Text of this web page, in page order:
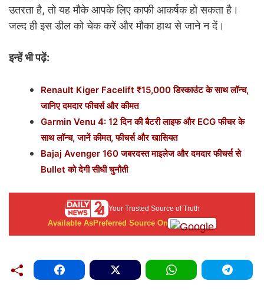
उतरता है, तो यह मौके आपके लिए काफी आकर्षक हो सकता है।
जल्द ही इस डील को चेक करें और मौका हाथ से जाने न दें।
इन्हें भी पढ़ें:
Renault Kiger Facelift ₹15,000 डिस्काउंट के साथ लॉन्च,
जानिए दमदार फीचर्स और कीमत
Garmin Venu 4: 12 दिन की बैटरी लाइफ और ECG फीचर के
साथ लॉन्च, जानें कीमत, फीचर्स और खासियत
Bajaj Avenger 160 जबरदस्त माइलेज और दमदार फीचर्स से
Bullet को देगी सीधी चुनौती
Your Trusted Source of Truth
Available AsPreferred Source On